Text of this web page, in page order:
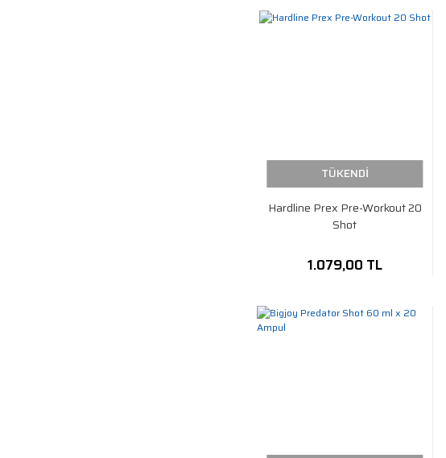
TÜKENDİ
Hardline Prex Pre-Workout 20
Shot
1.079,00 TL